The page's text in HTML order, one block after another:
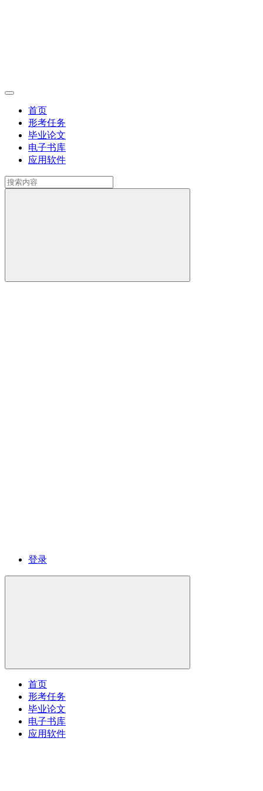
首页
形考任务
毕业论文
电子书库
应用软件
登录
首页
形考任务
毕业论文
电子书库
应用软件